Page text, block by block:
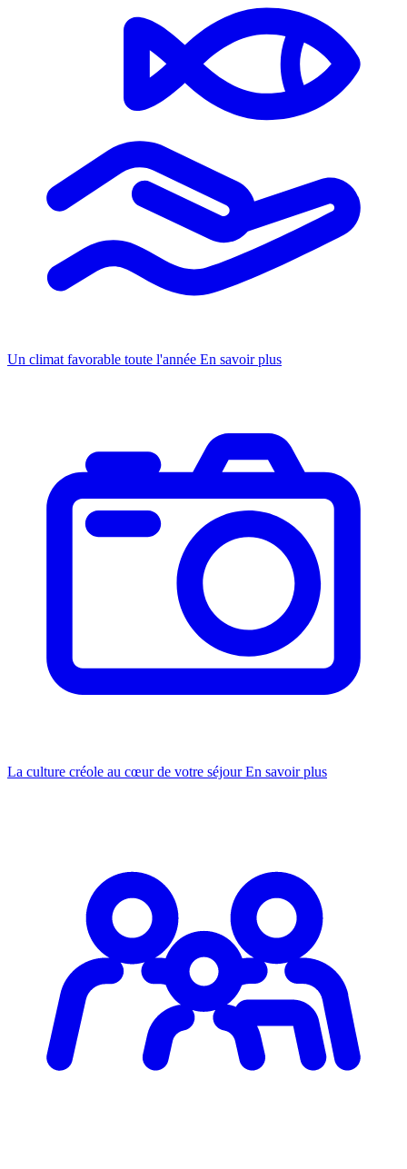
Un climat favorable toute l'année En savoir plus
La culture créole au cœur de votre séjour En savoir plus